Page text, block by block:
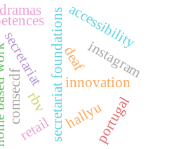
secretariat secretariat foundations innovation
comsecdf
retail hallyu
deaf
accessibility
instagram
rbv portugal